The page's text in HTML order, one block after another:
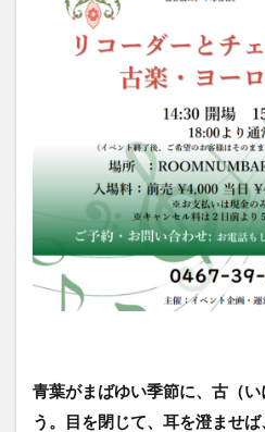
青葉がまばゆい季節に、古（
う。目を閉じて、耳を澄ませ